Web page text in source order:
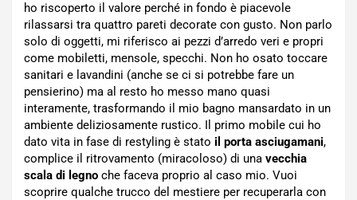
ho riscoperto il valore perché in fondo è piacevole
rilassarsi tra quattro pareti decorate con gusto. Non parlo
solo di oggetti, mi riferisco ai pezzi d’arredo veri e propri
come mobiletti, mensole, specchi. Non ho osato toccare
sanitari e lavandini (anche se ci si potrebbe fare un
pensierino) ma al resto ho messo mano quasi
interamente, trasformando il mio bagno mansardato in un
ambiente deliziosamente rustico. Il primo mobile cui ho
dato vita in fase di restyling è stato il porta asciugamani,
complice il ritrovamento (miracoloso) di una vecchia
scala di legno che faceva proprio al caso mio. Vuoi
scoprire qualche trucco del mestiere per recuperarla con